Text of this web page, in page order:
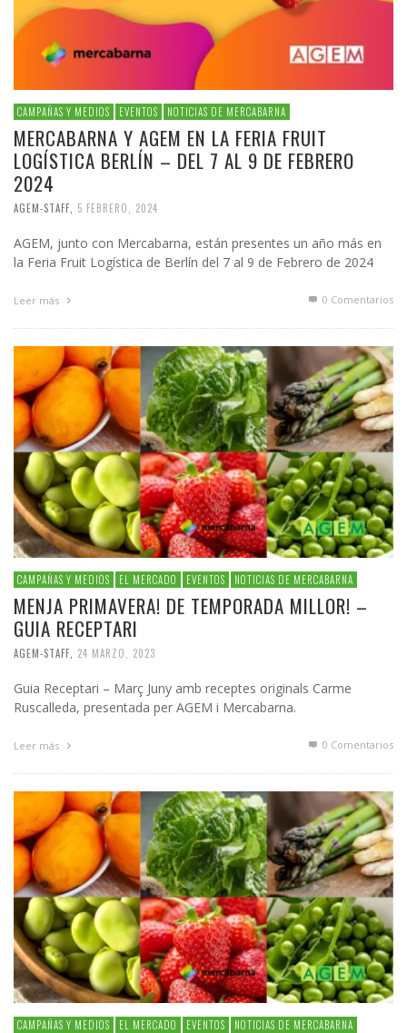
CAMPAÑAS Y MEDIOS EVENTOS NOTICIAS DE MERCABARNA
MERCABARNA Y AGEM EN LA FERIA FRUIT
LOGÍSTICA BERLÍN – DEL 7 AL 9 DE FEBRERO
2024
AGEM-STAFF 5 FEBRERO, 2024
AGEM, junto con Mercabarna, están presentes un año más en
la Feria Fruit Logística de Berlín del 7 al 9 de Febrero de 2024
Leer más 0 Comentarios
CAMPAÑAS Y MEDIOS EL MERCADO EVENTOS NOTICIAS DE MERCABARNA
MENJA PRIMAVERA! DE TEMPORADA MILLOR! –
GUIA RECEPTARI
AGEM-STAFF 24 MARZO, 2023
Guia Receptari – Març Juny amb receptes originals Carme
Ruscalleda, presentada per AGEM i Mercabarna.
Leer más 0 Comentarios
CAMPAÑAS Y MEDIOS EL MERCADO EVENTOS NOTICIAS DE MERCABARNA